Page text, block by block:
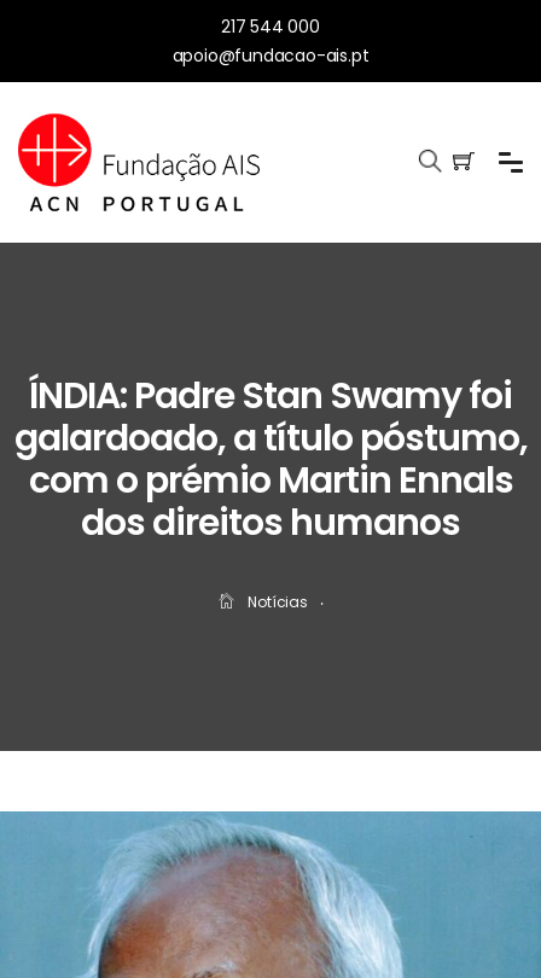
217 544 000
apoio@fundacao-ais.pt
ÍNDIA: Padre Stan Swamy foi
galardoado, a título póstumo,
com o prémio Martin Ennals
dos direitos humanos
Notícias ‧